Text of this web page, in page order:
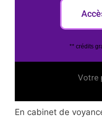
** crédits
Votre
En cabinet de